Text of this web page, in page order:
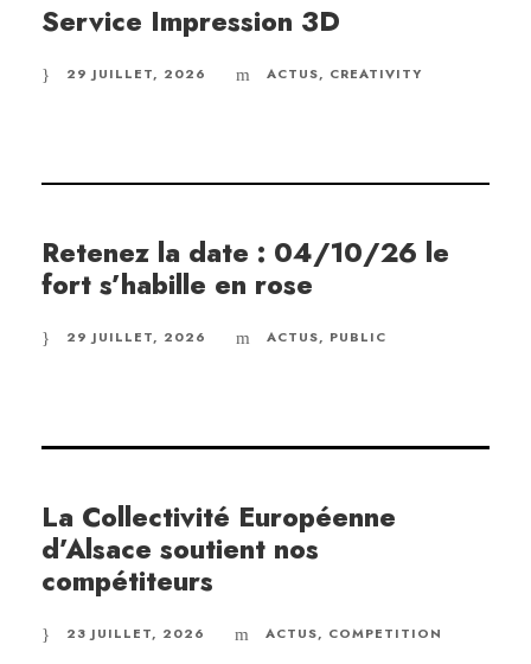
Service Impression 3D
29 JUILLET, 2026 ACTUS, CREATIVITY
Retenez la date : 04/10/26 le
fort s’habille en rose
29 JUILLET, 2026 ACTUS, PUBLIC
La Collectivité Européenne
d’Alsace soutient nos
compétiteurs
23 JUILLET, 2026 ACTUS, COMPETITION